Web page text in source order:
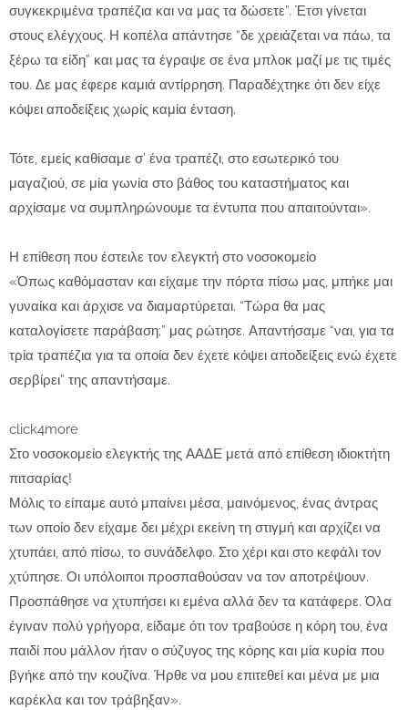
συγκεκριμένα τραπέζια και να μας τα δώσετε”. Έτσι γίνεται
στους ελέγχους. Η κοπέλα απάντησε “δε χρειάζεται να πάω, τα
ξέρω τα είδη” και μας τα έγραψε σε ένα μπλοκ μαζί με τις τιμές
του. Δε μας έφερε καμιά αντίρρηση. Παραδέχτηκε ότι δεν είχε
κόψει αποδείξεις χωρίς καμία ένταση.
Τότε, εμείς καθίσαμε σ’ ένα τραπέζι, στο εσωτερικό του
μαγαζιού, σε μία γωνία στο βάθος του καταστήματος και
αρχίσαμε να συμπληρώνουμε τα έντυπα που απαιτούνται».
Η επίθεση που έστειλε τον ελεγκτή στο νοσοκομείο
«Όπως καθόμασταν και είχαμε την πόρτα πίσω μας, μπήκε μαι
γυναίκα και άρχισε να διαμαρτύρεται. “Τώρα θα μας
καταλογίσετε παράβαση;” μας ρώτησε. Απαντήσαμε “ναι, για τα
τρία τραπέζια για τα οποία δεν έχετε κόψει αποδείξεις ενώ έχετε
σερβίρει” της απαντήσαμε.
click4more
Στο νοσοκομείο ελεγκτής της ΑΑΔΕ μετά από επίθεση ιδιοκτήτη
πιτσαρίας!
Μόλις το είπαμε αυτό μπαίνει μέσα, μαινόμενος, ένας άντρας
των οποίο δεν είχαμε δει μέχρι εκείνη τη στιγμή και αρχίζει να
χτυπάει, από πίσω, το συνάδελφο. Στο χέρι και στο κεφάλι τον
χτύπησε. Οι υπόλοιποι προσπαθούσαν να τον αποτρέψουν.
Προσπάθησε να χτυπήσει κι εμένα αλλά δεν τα κατάφερε. Όλα
έγιναν πολύ γρήγορα, είδαμε ότι τον τραβούσε η κόρη του, ένα
παιδί που μάλλον ήταν ο σύζυγος της κόρης και μία κυρία που
βγήκε από την κουζίνα. Ήρθε να μου επιτεθεί και μένα με μια
καρέκλα και τον τράβηξαν».